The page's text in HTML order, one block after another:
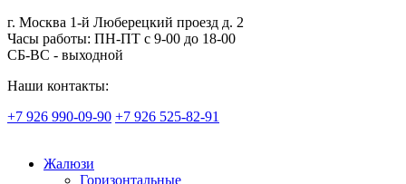
г. Москва 1-й Люберецкий проезд д. 2
Часы работы: ПН-ПТ с 9-00 до 18-00
СБ-ВС - выходной
Наши контакты:
+7 926 990-09-90 +7 926 525-82-91
Жалюзи
Горизонтальные